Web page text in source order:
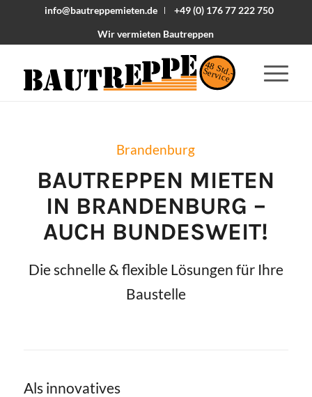
info@bautreppemieten.de
+49 (0) 176 77 222 750
Wir vermieten Bautreppen
48 Std.-
Service
Brandenburg
BAUTREPPEN MIETEN
IN BRANDENBURG –
AUCH BUNDESWEIT!
Die schnelle & flexible Lösungen für Ihre
Baustelle
Als innovatives